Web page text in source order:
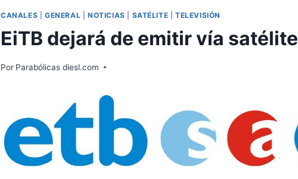
CANALES GENERAL NOTICIAS SATÉLITE |TELEVISIÓN
EiTB dejará de emitir vía satélite
Por Parabólicas diesl.com